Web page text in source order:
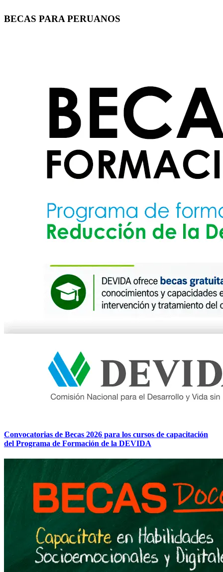
BECAS PARA PERUANOS
Convocatorias de Becas 2026 para los cursos de capacitación
del Programa de Formación de la DEVIDA